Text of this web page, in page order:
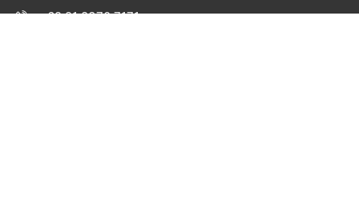
+62 21 8370 7171